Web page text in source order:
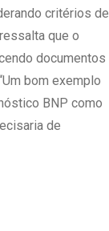
critérios de
que o
documentos
bom exemplo
BNP como
de